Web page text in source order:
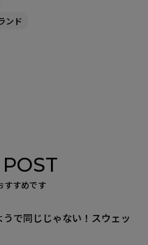
ンド
すすめです
うで同じじゃない！スウェッ